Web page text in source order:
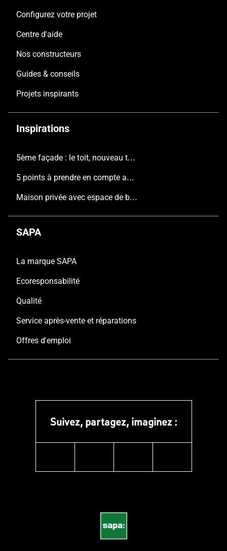
Configurez votre projet
Centre d'aide
Nos constructeurs
Guides & conseils
Projets inspirants
Inspirations
5ème façade : le toit, nouveau terrain de jeu de l'architecture contemporaine
5 points à prendre en compte avant de construire une nouvelle maison
Maison privée avec espace de bureau, Pajottenland
SAPA
La marque SAPA
Ecoresponsabilité
Qualité
Service après-vente et réparations
Offres d'emploi
Suivez, partagez, imaginez :